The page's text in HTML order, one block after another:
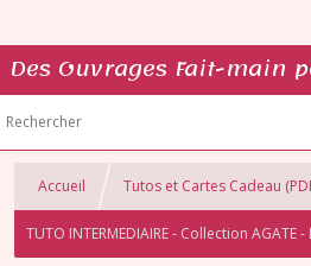
Des Ouvrages Fait-main
Accueil Tutos et Cartes Cadeau
TUTO INTERMEDIAIRE - Collection